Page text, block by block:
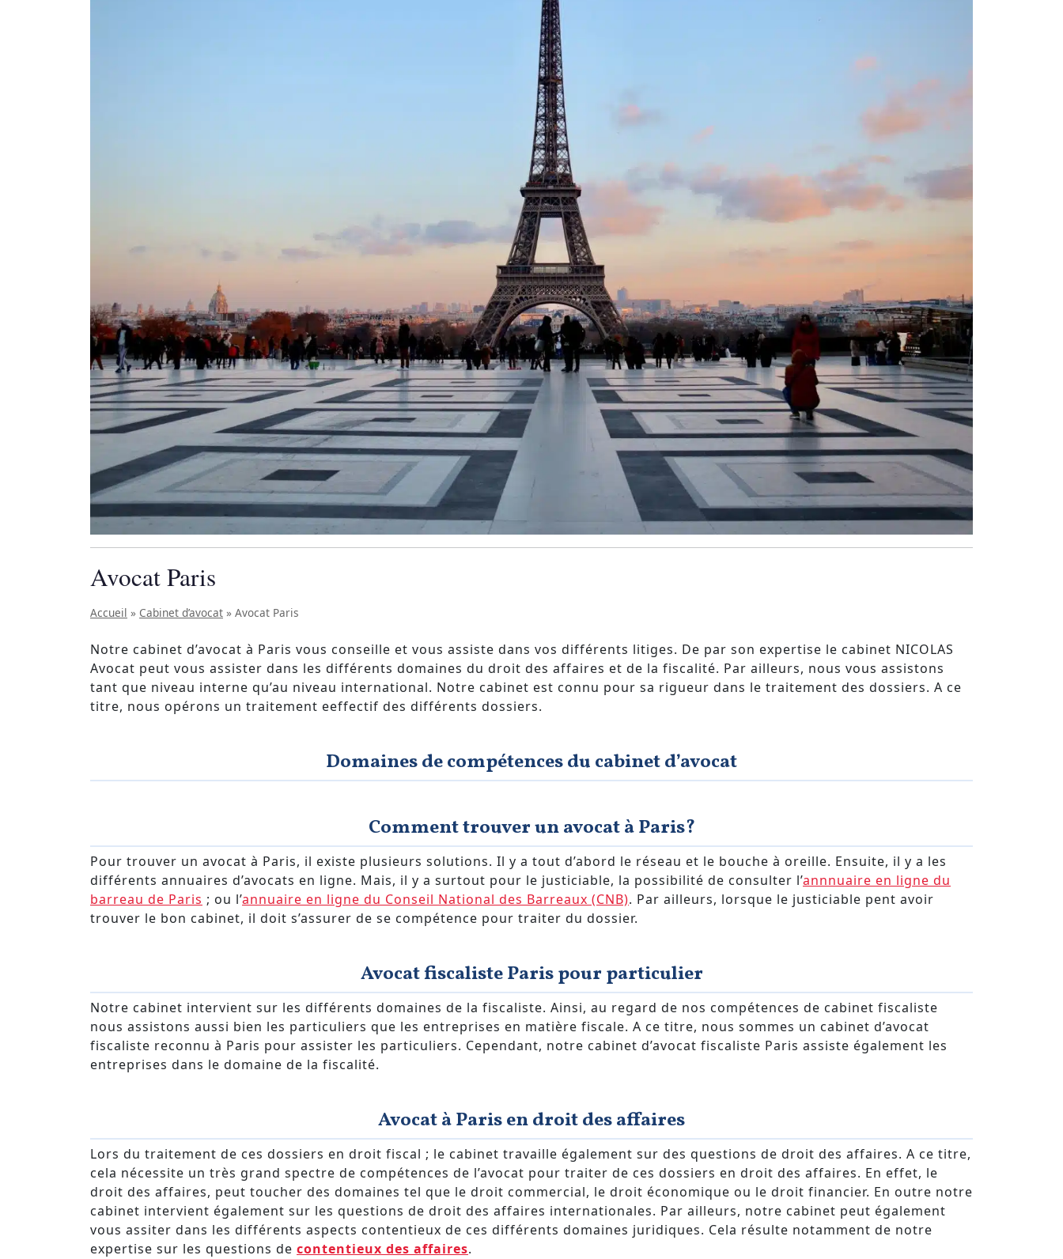
Avocat Paris
Accueil » Cabinet d’avocat » Avocat Paris
Notre cabinet d’avocat à Paris vous conseille et vous assiste dans vos différents litiges. De par son expertise le cabinet NICOLAS
Avocat peut vous assister dans les différents domaines du droit des affaires et de la fiscalité. Par ailleurs, nous vous assistons
tant que niveau interne qu’au niveau international. Notre cabinet est connu pour sa rigueur dans le traitement des dossiers. A ce
titre, nous opérons un traitement eeffectif des différents dossiers.
Domaines de compétences du cabinet d’avocat
Comment trouver un avocat à Paris?
Pour trouver un avocat à Paris, il existe plusieurs solutions. Il y a tout d’abord le réseau et le bouche à oreille. Ensuite, il y a les
différents annuaires d’avocats en ligne. Mais, il y a surtout pour le justiciable, la possibilité de consulter l’annnuaire en ligne du
barreau de Paris ; ou l’annuaire en ligne du Conseil National des Barreaux (CNB). Par ailleurs, lorsque le justiciable pent avoir
trouver le bon cabinet, il doit s’assurer de se compétence pour traiter du dossier.
Avocat fiscaliste Paris pour particulier
Notre cabinet intervient sur les différents domaines de la fiscaliste. Ainsi, au regard de nos compétences de cabinet fiscaliste
nous assistons aussi bien les particuliers que les entreprises en matière fiscale. A ce titre, nous sommes un cabinet d’avocat
fiscaliste reconnu à Paris pour assister les particuliers. Cependant, notre cabinet d’avocat fiscaliste Paris assiste également les
entreprises dans le domaine de la fiscalité.
Avocat à Paris en droit des affaires
Lors du traitement de ces dossiers en droit fiscal ; le cabinet travaille également sur des questions de droit des affaires. A ce titre,
cela nécessite un très grand spectre de compétences de l’avocat pour traiter de ces dossiers en droit des affaires. En effet, le
droit des affaires, peut toucher des domaines tel que le droit commercial, le droit économique ou le droit financier. En outre notre
cabinet intervient également sur les questions de droit des affaires internationales. Par ailleurs, notre cabinet peut également
vous assiter dans les différents aspects contentieux de ces différents domaines juridiques. Cela résulte notamment de notre
expertise sur les questions de contentieux des affaires.